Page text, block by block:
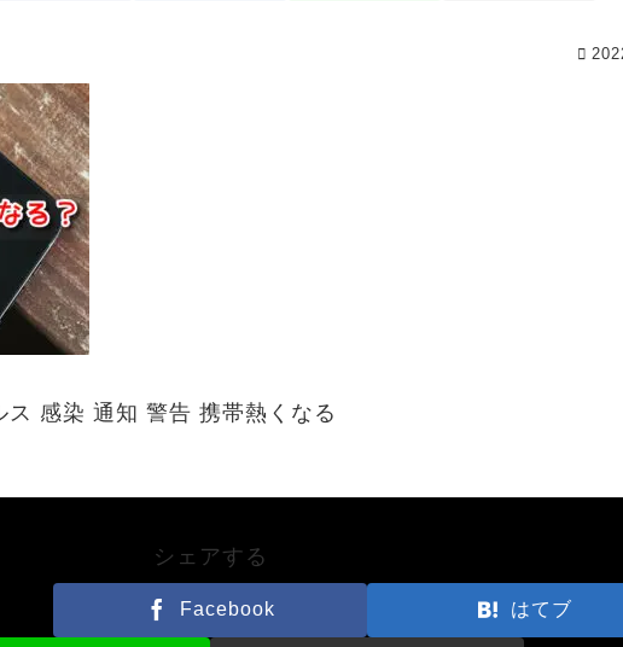
感染 通知 警告 携帯熱くなる
シェアする
Facebook はてブ